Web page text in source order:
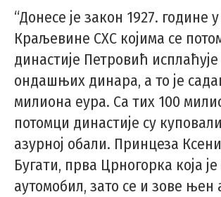
“Донесе је закон 1927. године
Краљевине СХС којима се
династије Петровић
ондашњих динара, а то је
милиона еура. Са тих 100
потомци династије су
азурној обали. Принцеза
Бугати, прва Црногорка која
аутомобил, зато се и зове њен